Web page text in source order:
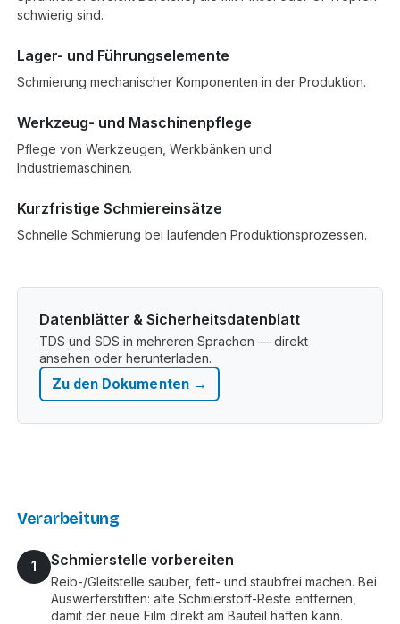
schwierig sind.
Lager- und Führungselemente
Schmierung mechanischer Komponenten in der Produktion.
Werkzeug- und Maschinenpflege
Pflege von Werkzeugen, Werkbänken und
Industriemaschinen.
Kurzfristige Schmiereinsätze
Schnelle Schmierung bei laufenden Produktionsprozessen.
Datenblätter & Sicherheitsdatenblatt
TDS und SDS in mehreren Sprachen — direkt
ansehen oder herunterladen.
Zu den Dokumenten →
Verarbeitung
1 Schmierstelle vorbereiten
Reib-/Gleitstelle sauber, fett- und staubfrei machen. Bei
Auswerferstiften: alte Schmierstoff-Reste entfernen,
damit der neue Film direkt am Bauteil haften kann.